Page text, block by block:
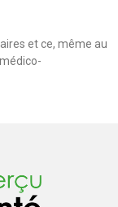
et ce, même au